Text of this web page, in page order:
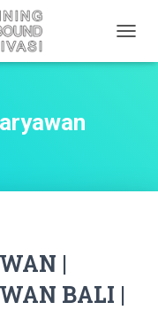
|
BALI |